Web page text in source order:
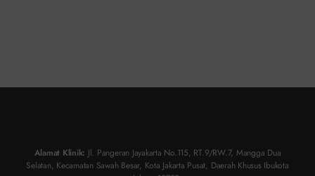
Alamat Klinik: Jl. Pangeran Jayakarta No.115, RT.9/RW.7, Mangga Dua
Selatan, Kecamatan Sawah Besar, Kota Jakarta Pusat, Daerah Khusus Ibukota